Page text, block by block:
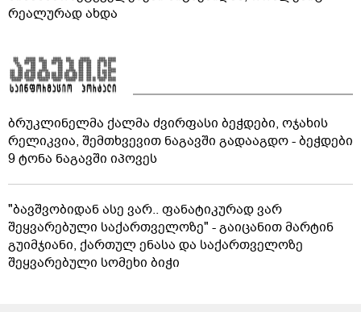
რეალურად ახდა
ბრუკლინელმა ქალმა ძვირფასი ბეჭდები, ოჯახის
რელიკვია, შემთხვევით ნაგავში გადააგდო - ბეჭდები
9 ტონა ნაგავში იპოვეს
"ბავშვობიდან ასე ვარ.. ფანატიკურად ვარ
შეყვარებული საქართველოზე" - გაიცანით მარტინ
გუიმჯიანი, ქართულ ენასა და საქართველოზე
შეყვარებული სომეხი ბიჭი